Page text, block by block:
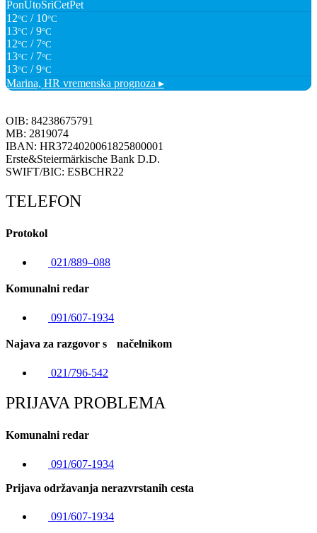
PonUtoSriČetPet
12°C / 10°C
13°C / 9°C
12°C / 7°C
13°C / 7°C
13°C / 9°C
Marina, HR vremenska prognoza ▸
OIB: 84238675791
MB: 2819074
IBAN: HR3724020061825800001
Erste&Steiermärkische Bank D.D.
SWIFT/BIC: ESBCHR22
TELEFON
Protokol
021/889–088
Komunalni redar
091/607-1934
Najava za razgovor s načelnikom
021/796-542
PRIJAVA PROBLEMA
Komunalni redar
091/607-1934
Prijava održavanja nerazvrstanih cesta
091/607-1934